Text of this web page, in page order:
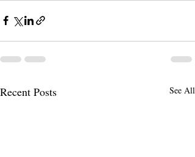
Recent Posts See All